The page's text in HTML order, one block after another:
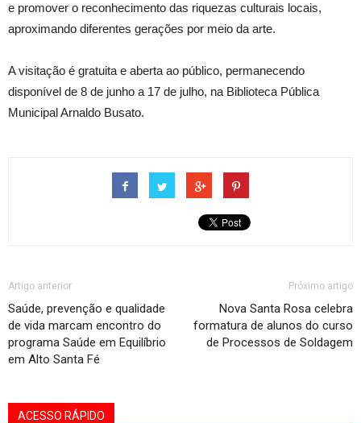
e promover o reconhecimento das riquezas culturais locais,
aproximando diferentes gerações por meio da arte.
A visitação é gratuita e aberta ao público, permanecendo
disponível de 8 de junho a 17 de julho, na Biblioteca Pública
Municipal Arnaldo Busato.
Artigo anterior
Saúde, prevenção e qualidade
de vida marcam encontro do
programa Saúde em Equilíbrio
em Alto Santa Fé
Próximo artigo
Nova Santa Rosa celebra
formatura de alunos do curso
de Processos de Soldagem
ACESSO RÁPIDO